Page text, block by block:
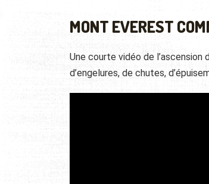
MONT EVEREST
Une courte vidéo de
d’engelures, de chutes,